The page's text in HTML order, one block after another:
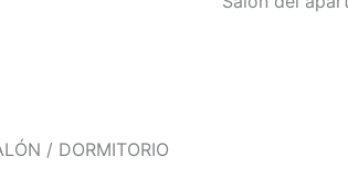
/ DORMITORIO